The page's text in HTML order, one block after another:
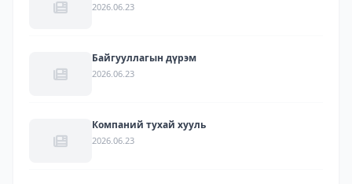
2026.06.23
Байгууллагын дүрэм
2026.06.23
Компаний тухай хууль
2026.06.23